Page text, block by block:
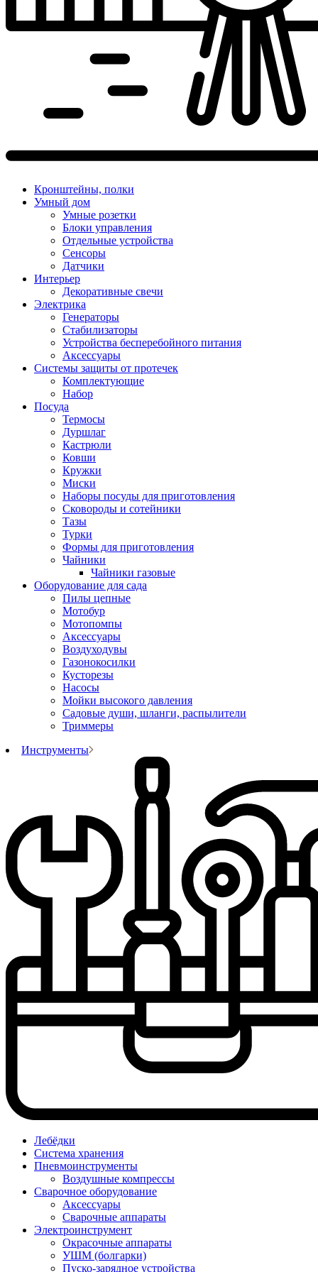
Кронштейны, полки
Умный дом
Умные розетки
Блоки управления
Отдельные устройства
Сенсоры
Датчики
Интерьер
Декоративные свечи
Электрика
Генераторы
Стабилизаторы
Устройства бесперебойного питания
Аксессуары
Системы защиты от протечек
Комплектующие
Набор
Посуда
Термосы
Дуршлаг
Кастрюли
Ковши
Кружки
Миски
Наборы посуды для приготовления
Сковороды и сотейники
Тазы
Турки
Формы для приготовления
Чайники
Чайники газовые
Оборудование для сада
Пилы цепные
Мотобур
Мотопомпы
Аксессуары
Воздуходувы
Газонокосилки
Кусторезы
Насосы
Мойки высокого давления
Садовые души, шланги, распылители
Триммеры
Инструменты
Лебёдки
Система хранения
Пневмоинструменты
Воздушные компрессы
Сварочное оборудование
Аксессуары
Сварочные аппараты
Электроинструмент
Окрасочные аппараты
УШМ (болгарки)
Пуско-зарядное устройства